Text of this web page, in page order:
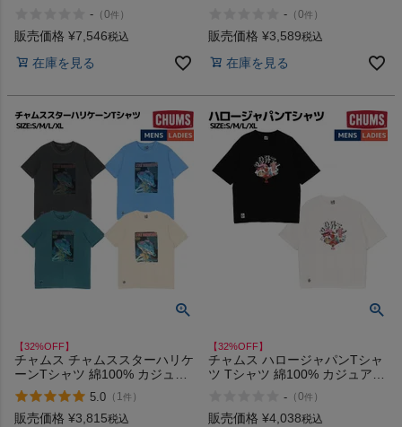
Hurricane Top LP アウトレット
セール
- （0件 ）
販売価格 ¥7,546税込
在庫を見る
イラスト プリント CHUMS
Record & Donuts T-Shirt アウト
- （0件 ）
販売価格 ¥3,589税込
在庫を見る
【32%OFF】
チャムス チャムススターハリケ
ーンTシャツ 綿100% カジュア
ル アウトドア キャンプ 半袖 イ
ラスト プリント CHUMS Star
Hurricane T-Shirt アウトレット
5.0 （ 1件 ）
販売価格 ¥3,815税込
【32%OFF】
チャムス ハロージャパンTシャ
ツ Tシャツ 綿100% カジュアル
サイズ 半袖 イラスト プリント
USAコットン100％ 扇子
- （0件 ）
販売価格 ¥4,038税込